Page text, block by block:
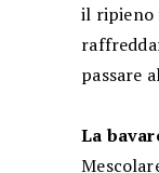
il ripieno
passare
La